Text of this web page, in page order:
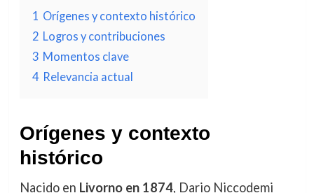
1 Orígenes y contexto histórico
2 Logros y contribuciones
3 Momentos clave
4 Relevancia actual
Orígenes y contexto
histórico
Nacido en Livorno en 1874, Dario Niccodemi